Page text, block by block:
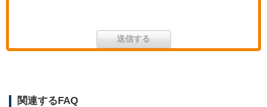
関連するFAQ